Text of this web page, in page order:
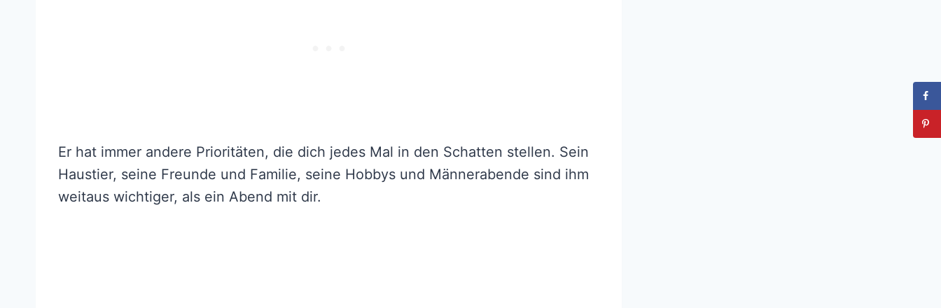
Er hat immer andere Prioritäten, die dich jedes Mal in den Schatten stellen. Sein
Haustier, seine Freunde und Familie, seine Hobbys und Männerabende sind ihm
weitaus wichtiger, als ein Abend mit dir.